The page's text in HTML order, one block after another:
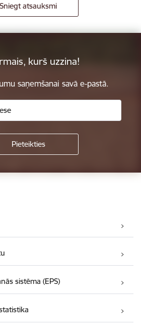
Sniegt atsauksmi
kurš uzzina!
saņemšanai savā e-pastā.
sistēma (EPS)